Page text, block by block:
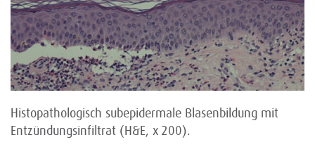
Histopathologisch subepidermale Blasenbildung mit
Entzündungsinfiltrat (H&E, x 200).